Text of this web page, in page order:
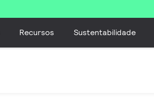
Recursos Sustentabilidade